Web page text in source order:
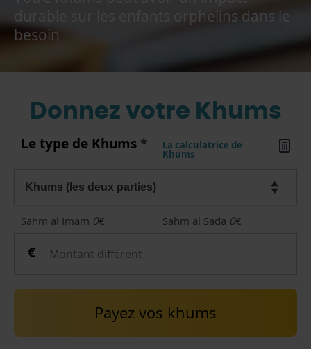
durable sur les enfants orphelins dans le
besoin
Donnez votre Khums
Le type de Khums * La calculatrice de
Khums
Sahm al Imam 0€ Sahm al Sada 0€
Payez vos khums